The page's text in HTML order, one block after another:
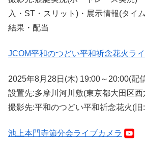
入・ST・スリット)・展示情報(タイ
結果・配当
JCOM平和のつどい平和祈念花火ラ
2025年8月28日(木) 19:00～20:00(配
設置先:多摩川河川敷(東京都大田区西
撮影先:平和のつどい平和祈念花火(
池上本門寺節分会ライブカメラ